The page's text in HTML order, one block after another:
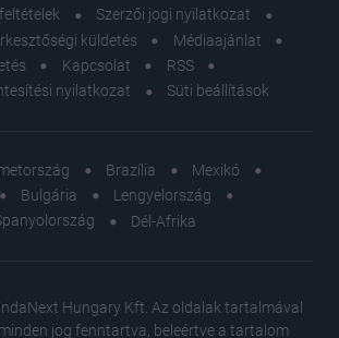
Szerzői jogi nyilatkozat
küldetés
Médiaajánlat
Kapcsolat
RSS
nyilatkozat
Süti beállítások
Brazília
Mexikó
Bulgária
Lengyelország
Dél-Afrika
Hungary Kft. Az oldalak tartalmával
jog fenntartva, beleértve a tartalom